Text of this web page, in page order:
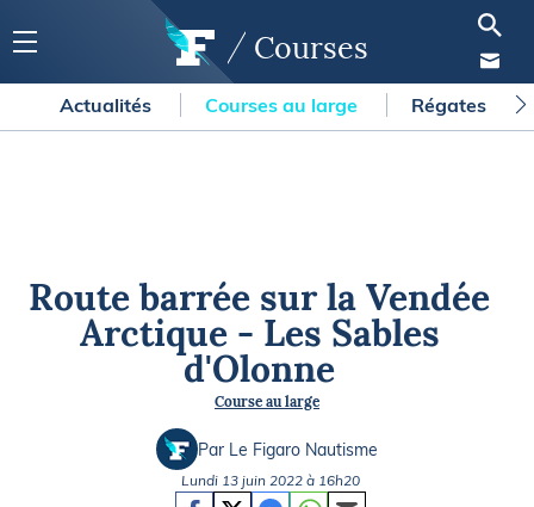
Courses
Actualités Courses au large Régates
Route barrée sur la Vendée
Arctique - Les Sables
d'Olonne
Course au large
Par Le Figaro Nautisme
Lundi 13 juin 2022 à 16h20